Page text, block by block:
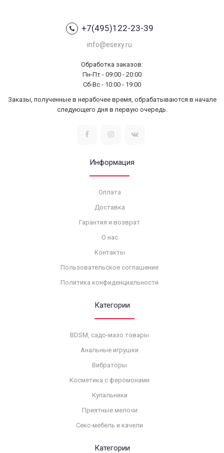
+7(495)122-23-39
info@esexy.ru
Обработка заказов:
Пн-Пт - 09:00 - 20:00
Сб-Вс - 10:00 - 19:00
Заказы, полученные в нерабочее время, обрабатываются в начале
следующего дня в первую очередь.
Информация
Оплата
Доставка
Гарантия и возврат
О нас
Контакты
Пользовательское соглашение
Политика конфиденциальности
Категории
BDSM, садо-мазо товары
Анальные игрушки
Вибраторы
Косметика с феромонами
Купальники
Приятные мелочи
Секс-мебель и качели
Категории